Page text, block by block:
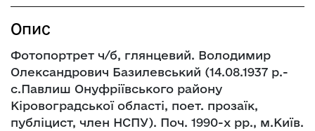
Опис
Фотопортрет ч/б, глянцевий. Володимир
Олександрович Базилевський (14.08.1937 р.-
с.Павлиш Онуфріївського району
Кіровоградської області, поет. прозаїк,
публіцист, член НСПУ). Поч. 1990-х рр., м.Київ.